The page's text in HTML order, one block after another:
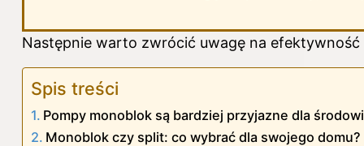
Następnie warto zwrócić uwagę na
Spis treści
Pompy monoblok są bardziej przyjazne dla
Monoblok czy split: co wybrać dla swojego domu?